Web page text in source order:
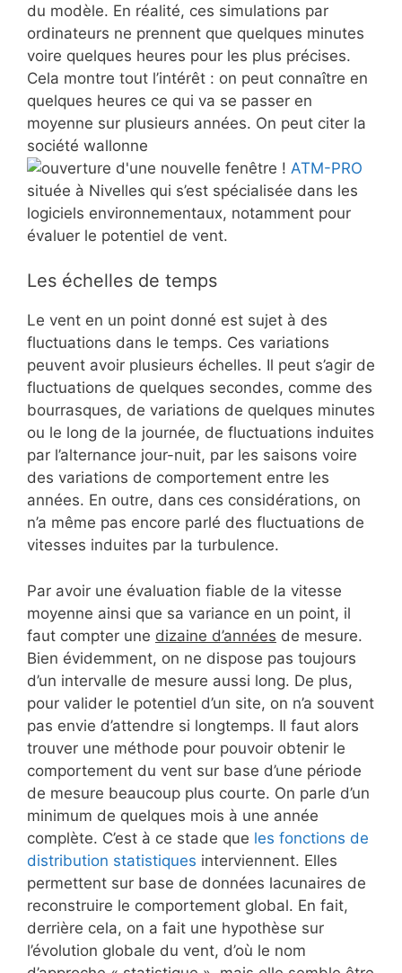
du modèle. En réalité, ces simulations par
ordinateurs ne prennent que quelques minutes
voire quelques heures pour les plus précises.
Cela montre tout l’intérêt : on peut connaître en
quelques heures ce qui va se passer en
moyenne sur plusieurs années. On peut citer la
société wallonne
ATM-PRO
située à Nivelles qui s’est spécialisée dans les
logiciels environnementaux, notamment pour
évaluer le potentiel de vent.
Les échelles de temps
Le vent en un point donné est sujet à des
fluctuations dans le temps. Ces variations
peuvent avoir plusieurs échelles. Il peut s’agir de
fluctuations de quelques secondes, comme des
bourrasques, de variations de quelques minutes
ou le long de la journée, de fluctuations induites
par l’alternance jour-nuit, par les saisons voire
des variations de comportement entre les
années. En outre, dans ces considérations, on
n’a même pas encore parlé des fluctuations de
vitesses induites par la turbulence.
Par avoir une évaluation fiable de la vitesse
moyenne ainsi que sa variance en un point, il
faut compter une dizaine d’années de mesure.
Bien évidemment, on ne dispose pas toujours
d’un intervalle de mesure aussi long. De plus,
pour valider le potentiel d’un site, on n’a souvent
pas envie d’attendre si longtemps. Il faut alors
trouver une méthode pour pouvoir obtenir le
comportement du vent sur base d’une période
de mesure beaucoup plus courte. On parle d’un
minimum de quelques mois à une année
complète. C’est à ce stade que les fonctions de
distribution statistiques interviennent. Elles
permettent sur base de données lacunaires de
reconstruire le comportement global. En fait,
derrière cela, on a fait une hypothèse sur
l’évolution globale du vent, d’où le nom